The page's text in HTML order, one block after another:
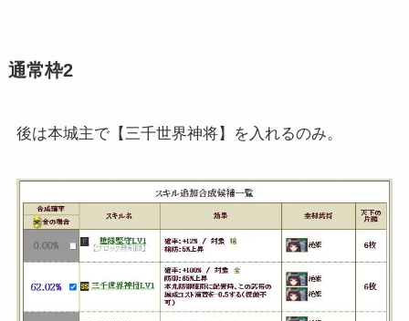
通常枠2
後は本城主で【三千世界神将】を入れるのみ。